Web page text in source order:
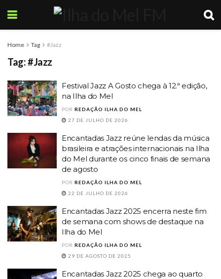
Home Tag #Jazz
Tag:#Jazz
Festival Jazz A Gosto chega à 12.ª edição,
na Ilha do Mel
POR REDAÇÃO ILHA DO MEL
27 DE JULHO DE 2026
Encantadas Jazz reúne lendas da música
brasileira e atrações internacionais na Ilha
do Mel durante os cinco finais de semana
de agosto
POR REDAÇÃO ILHA DO MEL
22 DE JULHO DE 2026
Encantadas Jazz 2025 encerra neste fim
de semana com shows de destaque na
Ilha do Mel
POR REDAÇÃO ILHA DO MEL
29 DE AGOSTO DE 2025
Encantadas Jazz 2025 chega ao quarto